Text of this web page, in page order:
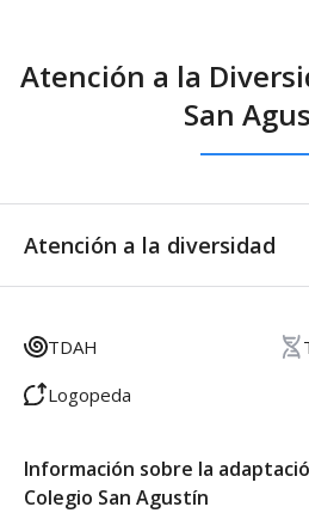
Atención a la
San
Atención a la diversidad
TDAH
Logopeda
Información sobre la
Colegio San Agustín